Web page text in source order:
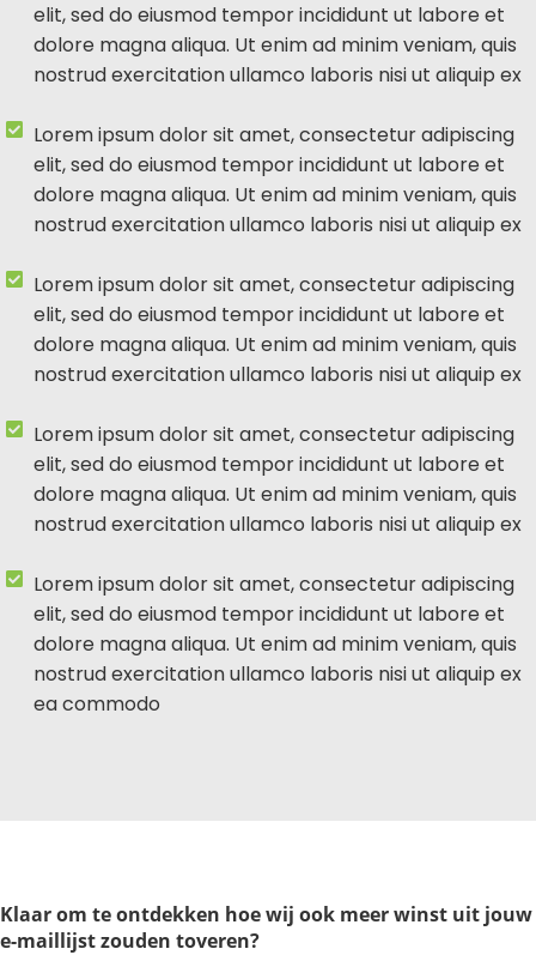
elit, sed do eiusmod tempor incididunt ut labore et
dolore magna aliqua. Ut enim ad minim veniam, quis
nostrud exercitation ullamco laboris nisi ut aliquip ex
Lorem ipsum dolor sit amet, consectetur adipiscing
elit, sed do eiusmod tempor incididunt ut labore et
dolore magna aliqua. Ut enim ad minim veniam, quis
nostrud exercitation ullamco laboris nisi ut aliquip ex
Lorem ipsum dolor sit amet, consectetur adipiscing
elit, sed do eiusmod tempor incididunt ut labore et
dolore magna aliqua. Ut enim ad minim veniam, quis
nostrud exercitation ullamco laboris nisi ut aliquip ex
Lorem ipsum dolor sit amet, consectetur adipiscing
elit, sed do eiusmod tempor incididunt ut labore et
dolore magna aliqua. Ut enim ad minim veniam, quis
nostrud exercitation ullamco laboris nisi ut aliquip ex
Lorem ipsum dolor sit amet, consectetur adipiscing
elit, sed do eiusmod tempor incididunt ut labore et
dolore magna aliqua. Ut enim ad minim veniam, quis
nostrud exercitation ullamco laboris nisi ut aliquip ex
ea commodo
Klaar om te ontdekken hoe wij ook meer winst uit jouw
e-maillijst zouden toveren?